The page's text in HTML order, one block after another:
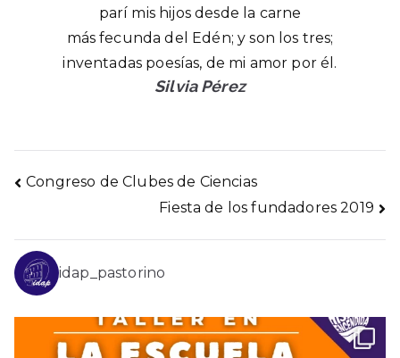
parí mis hijos desde la carne
más fecunda del Edén; y son los tres;
inventadas poesías, de mi amor por él.
Silvia Pérez
Navegación
entradas
Congreso de Clubes de Ciencias
Fiesta de los fundadores 2019
idap_pastorino